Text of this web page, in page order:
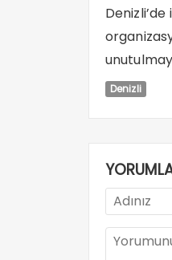
Denizli